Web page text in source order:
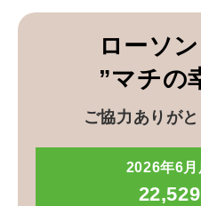
ローソ
”マチの
ご協力ありが
2026年6